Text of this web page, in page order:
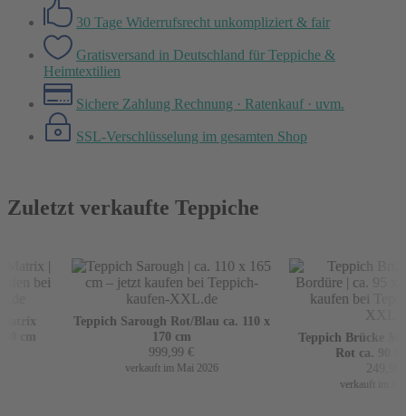
30 Tage Widerrufsrecht unkompliziert & fair
Gratisversand in Deutschland für Teppiche &
Heimtextilien
Sichere Zahlung Rechnung · Ratenkauf · uvm.
SSL-Verschlüsselung im gesamten Shop
Zuletzt verkaufte Teppiche
Teppich Sarough Rot/Blau ca. 110 x
170 cm
999,99€
verkauft im Mai 2026
Teppich Brücke Mir
Rot ca. 90 x
249,99
verkauft im